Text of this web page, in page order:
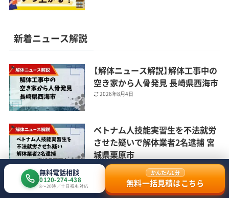
新着ニュース解説
【解体ニュース解説】解体工事中の
空き家から人骨発見 長崎県西海市
2026年8月4日
ベトナム人技能実習生を不法就労
させた疑いで解体業者2名逮捕 宮
城県栗原市
2026年7月9日
無料電話相談
0120-274-438
8〜20時／土日祝も対応
かんたん1分
無料一括見積はこちら